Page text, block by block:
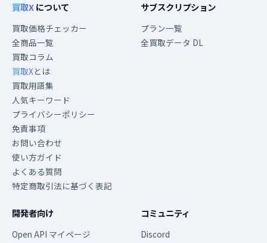
買取Xについて
買取価格チェッカー
全商品一覧
買取コラム
買取Xとは
買取用語集
人気キーワード
プライバシーポリシー
免責事項
お問い合わせ
使い方ガイド
よくある質問
特定商取引法に基づく表記
サブスクリプション
プラン一覧
全買取データ DL
開発者向け
Open API マイページ
コミュニティ
Discord